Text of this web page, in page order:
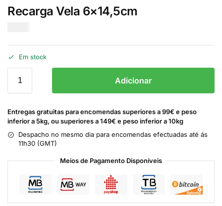
Recarga Vela 6×14,5cm
Em stock
Adicionar
Entregas gratuitas para encomendas superiores a 99€ e peso
inferior a 5kg, ou superiores a 149€ e peso inferior a 10kg
Despacho no mesmo dia para encomendas efectuadas até ás
11h30 (GMT)
Meios de Pagamento Disponíveis